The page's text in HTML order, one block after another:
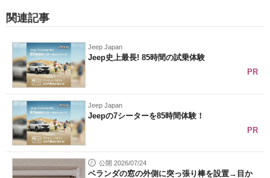
関連記事
Jeep Japan
Jeep史上最長! 85時間の試乗体験
PR
Jeep Japan
Jeepの7シーターを85時間体験！
PR
公開 2026/07/24
ベランダの窓の外側に突っ張り棒を設置→目か